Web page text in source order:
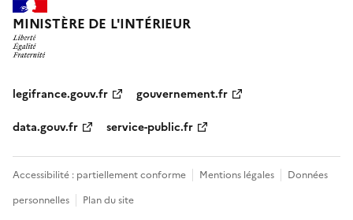
MINISTÈRE DE L'INTÉRIEUR
legifrance.gouv.fr
gouvernement.fr
data.gouv.fr
service-public.fr
Accessibilité : partiellement conforme Mentions légales
Données
personnelles
Plan du site